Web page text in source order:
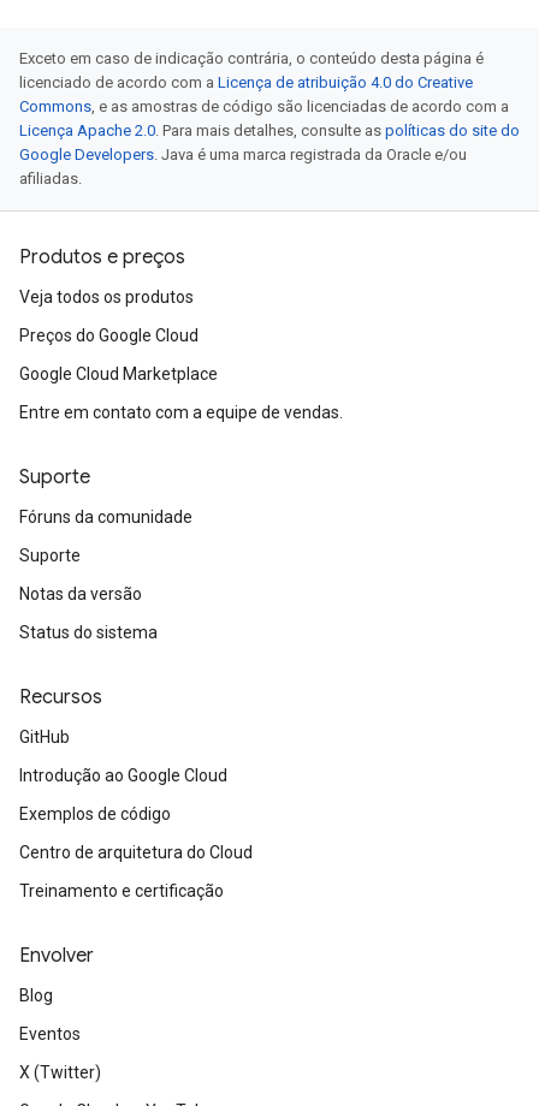
Exceto em caso de indicação contrária, o conteúdo desta página é
licenciado de acordo com a Licença de atribuição 4.0 do Creative
Commons, e as amostras de código são licenciadas de acordo com a
Licença Apache 2.0. Para mais detalhes, consulte as políticas do site do
Google Developers. Java é uma marca registrada da Oracle e/ou
afiliadas.
Produtos e preços
Veja todos os produtos
Preços do Google Cloud
Google Cloud Marketplace
Entre em contato com a equipe de vendas.
Suporte
Fóruns da comunidade
Suporte
Notas da versão
Status do sistema
Recursos
GitHub
Introdução ao Google Cloud
Exemplos de código
Centro de arquitetura do Cloud
Treinamento e certificação
Envolver
Blog
Eventos
X (Twitter)